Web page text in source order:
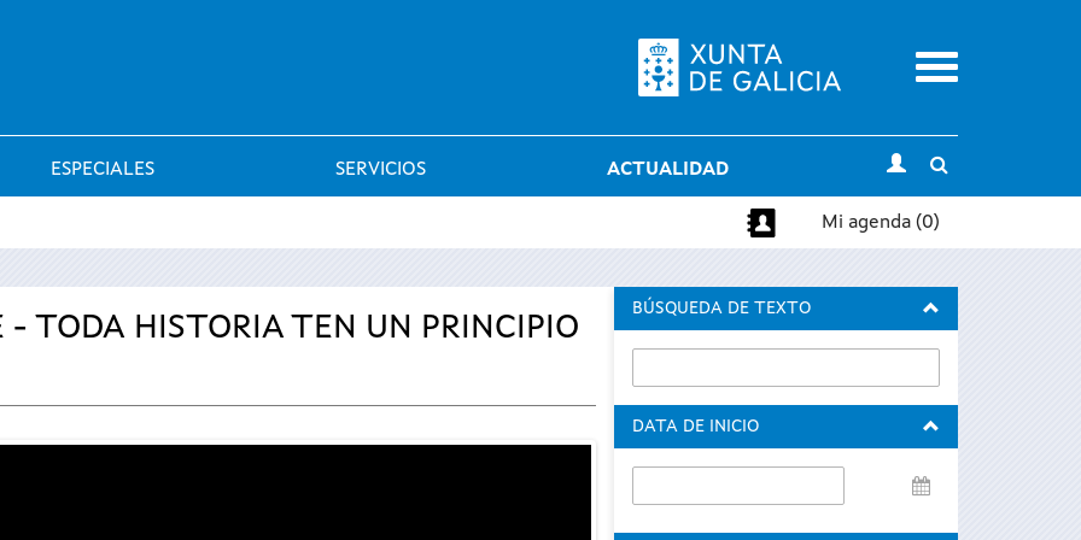
Menu
ESPECIALES SERVICIOS ACTUALIDAD
search
Mi agenda (0)
- TODA HISTORIA TEN UN PRINCIPIO
BÚSQUEDA DE TEXTO
DATA DE INICIO
de